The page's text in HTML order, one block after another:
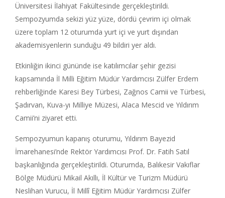
Üniversitesi İlahiyat Fakültesinde gerçekleştirildi.
Sempozyumda sekizi yüz yüze, dördü çevrim içi olmak
üzere toplam 12 oturumda yurt içi ve yurt dışından
akademisyenlerin sunduğu 49 bildiri yer aldı.
Etkinliğin ikinci gününde ise katılımcılar şehir gezisi
kapsamında İl Milli Eğitim Müdür Yardımcısı Zülfer Erdem
rehberliğinde Karesi Bey Türbesi, Zağnos Camii ve Türbesi,
Şadırvan, Kuva-yı Milliye Müzesi, Alaca Mescid ve Yıldırım
Camii’ni ziyaret etti.
Sempozyumun kapanış oturumu, Yıldırım Bayezid
İmarehanesi’nde Rektör Yardımcısı Prof. Dr. Fatih Satıl
başkanlığında gerçekleştirildi. Oturumda, Balıkesir Vakıflar
Bölge Müdürü Mikail Akıllı, İl Kültür ve Turizm Müdürü
Neslihan Vurucu, İl Millî Eğitim Müdür Yardımcısı Zülfer